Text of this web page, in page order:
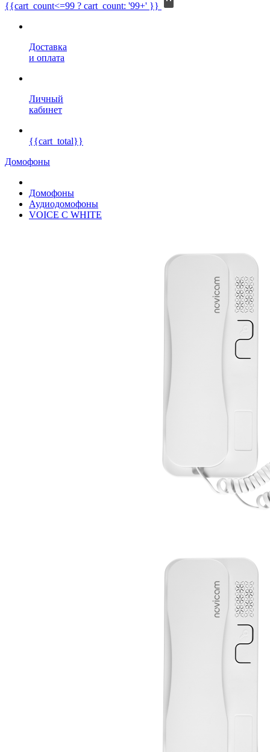
{{cart_count<=99 ? cart_count: '99+' }}
Доставка
и оплата
Личный
кабинет
{{cart_total}}
Домофоны
Домофоны
Аудиодомофоны
VOICE С WHITE